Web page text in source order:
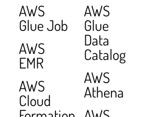
AWS
Glue Job
AWS
EMR
AWS
Cloud
AWS
Glue
Data
Catalog
AWS
Athena